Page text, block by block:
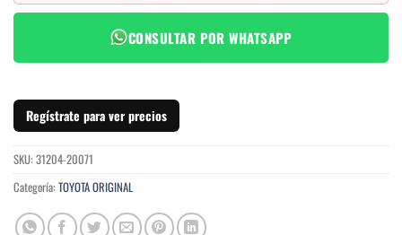
CONSULTAR POR WHATSAPP
Regístrate para ver precios
SKU: 31204-20071
Categoría: TOYOTA ORIGINAL